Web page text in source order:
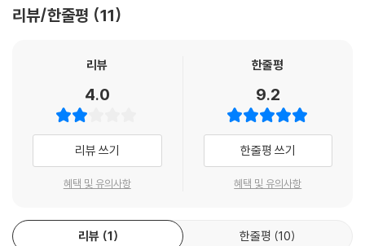
3. ShadowBox
2) 도면 활용하기
1) DynaMesh 기능
2) DynaMesh 옵션
5. Tessimate
6. ZRemesher
1) Zremesher 기능
7. Modify Topology
리뷰/한줄평 11
리뷰
4.0
리뷰 쓰기
혜택 및 유의사항
한줄평
9.2
한줄평 쓰기
혜택 및 유의사항
리뷰 1 한줄평 10